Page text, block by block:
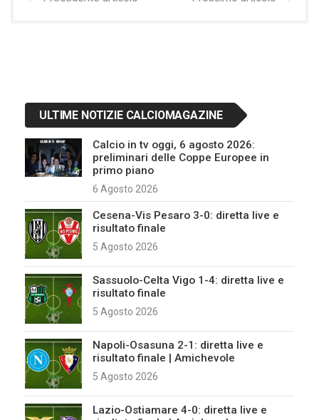
ULTIME NOTIZIE CALCIOMAGAZINE
Calcio in tv oggi, 6 agosto 2026:
preliminari delle Coppe Europee in
primo piano
6 Agosto 2026
Cesena-Vis Pesaro 3-0: diretta live e
risultato finale
5 Agosto 2026
Sassuolo-Celta Vigo 1-4: diretta live e
risultato finale
5 Agosto 2026
Napoli-Osasuna 2-1: diretta live e
risultato finale | Amichevole
5 Agosto 2026
Lazio-Ostiamare 4-0: diretta live e